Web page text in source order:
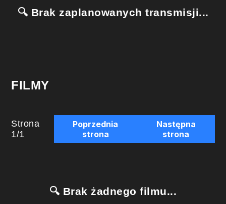
🔍 Brak zaplanowanych transmisji...
FILMY
Strona
1/1
Poprzednia
strona
Następna
strona
🔍 Brak żadnego filmu...